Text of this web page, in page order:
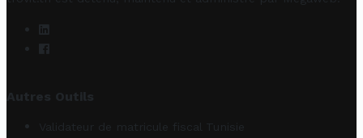
Autres Outils
Validateur de matricule fiscal Tunisie